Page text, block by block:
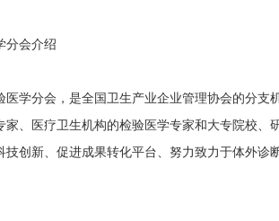
分会介绍
学分会，是全国卫生产业企业管理协会的分支
、医疗卫生机构的检验医学专家和大专院校、
创新、促进成果转化平台、努力致力于体外